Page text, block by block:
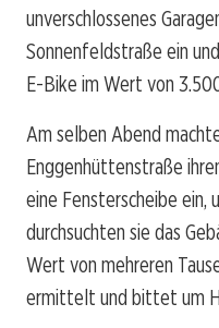
unverschlossenes
Sonnenfeldstraße ein
E-Bike im Wert von
Am selben Abend
Enggenhüttenstraße
eine Fensterscheibe ein,
durchsuchten sie das
Wert von mehreren
ermittelt und bittet um